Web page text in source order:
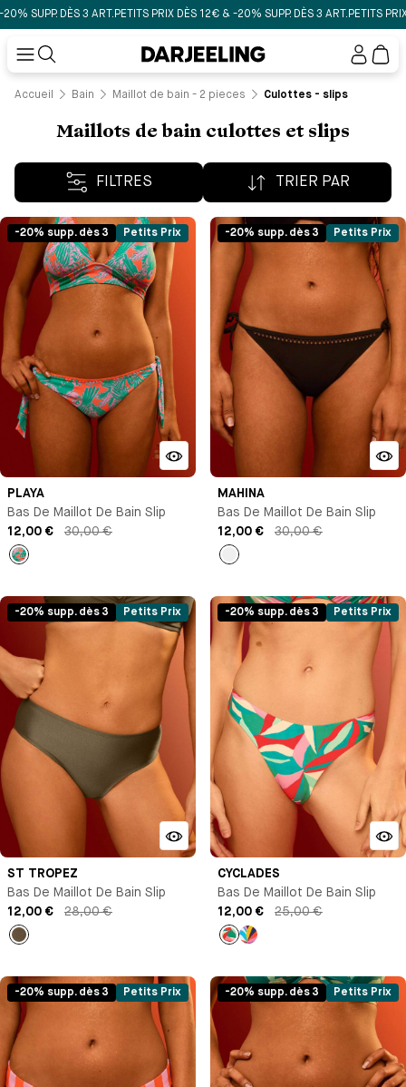
DÈS 3 ART.PETITS PRIX DÈS 12€ & -20% SUPP. DÈS 3 ART.PETITS PRIX DÈS
Mon
Accueil Bain Maillot de bain - 2 pieces Culottes - slips
Maillots de bain culottes et slips
FILTRES TRIER PAR
-20% supp. dès 3 Petits Prix
PLAYA
Bas De Maillot De Bain Slip
12,00 €
30,00 €
-20% supp. dès 3 Petits Prix
MAHINA
Bas De Maillot De Bain Slip
12,00 €
30,00 €
-20% supp. dès 3 Petits Prix
ST TROPEZ
Bas De Maillot De Bain Slip
12,00 €
28,00 €
empty
-20% supp. dès 3 Petits Prix
CYCLADES
Bas De Maillot De Bain Slip
12,00 €
25,00 €
Imprimé
-20% supp. dès 3 Petits Prix -20% supp. dès 3 Petits Prix